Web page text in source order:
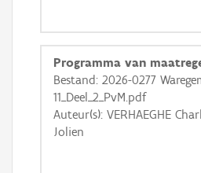
Basis Lagen
OSM-Basiskaart
Programma van
Bestand: 2026-0277
11_Deel_2_PvM.pdf
Auteur(s): VERHAEGHE
Jolien